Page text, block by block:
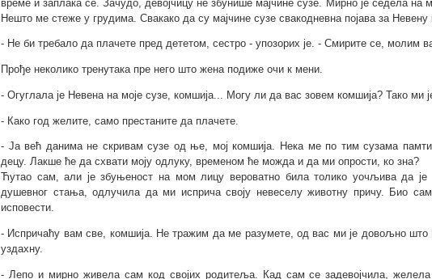
време и заплака се. Зачудо, девојчицу не збунише мајчине сузе. Мирно је седела
Нешто ме стеже у грудима. Свакако да су мајчине сузе свакодневна појава за
- Не би требало да плачете пред дететом, сестро - упозорих је. - Смирите се, молим
Прође неколико тренутака пре него што жена подиже очи к мени.
- Огуглала је Невена на моје сузе, комшија... Могу ли да вас зовем комшија? Тако ми
- Како год желите, само престаните да плачете.
- Ја већ данима не скривам сузе од ње, мој комшија. Нека ме по тим сузама
децу. Лакше ће да схвати моју одлуку, временом ће можда и да ми опрости, ко зна?
Ћутао сам, али је збуњеност на мом лицу вероватно била толико уочљива да је
душевног стања, одлучила да ми исприча своју невеселу животну причу. Био сам
исповести.
- Испричаћу вам све, комшија. Не тражим да ме разумете, од вас ми је довољно што
уздахну.
- Лепо и мирно живела сам код својих родитеља. Кад сам се задевојчила,